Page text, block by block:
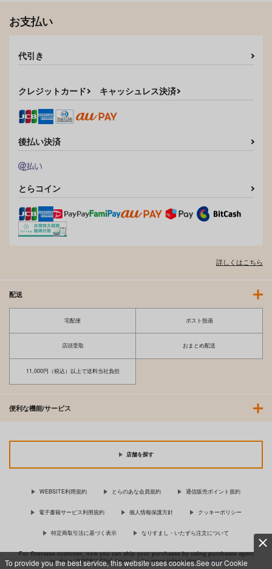
To provide you the best service, this website uses cookies.See our Cookie
お支払い
代引き
クレジットカード キャッシュレス決済
後払い決済
とらコイン
詳しくはこちら
配送
宅配便 ポスト投函
店頭受取 おまとめ配送
11,000円（税込）以上で送料当社負担
便利な機能/サービス
店舗を探す
WEBSITE利用規約 とらのあな会員規約 通信販売ポイント規約
電子書籍サービス利用規約 個人情報保護方針 クッキーポリシー
特定商取引法に基づく表示 なりすまし・いたずら注文について
For Overseas customer, now you can ship your purchases by using purchases agent
services “AOCS”! Click {more…} for more information …more